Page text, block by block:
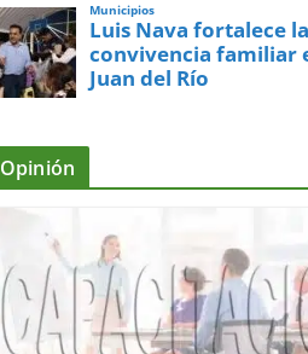
Municipios
Luis Nava fortalece la
convivencia familiar
Juan del Río
Opinión